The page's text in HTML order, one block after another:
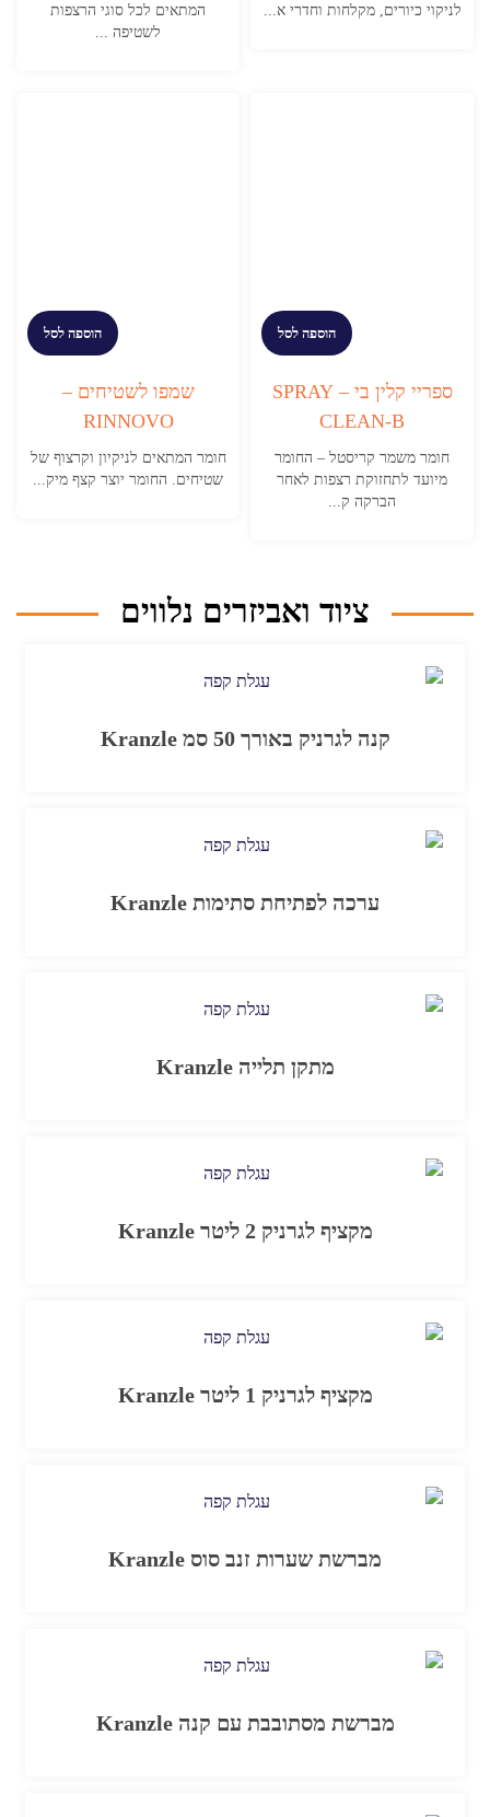
לניקוי כיורים, מקלחות וחדרי א...
המתאים לכל סוגי הרצפות
לשטיפה ...
הוספה לסל
ספריי קלין בי – SPRAY
CLEAN-B
חומר משמר קריסטל – החומר
מיועד לתחזוקת רצפות לאחר
הברקה ק...
הוספה לסל
שמפו לשטיחים –
RINNOVO
חומר המתאים לניקיון וקרצוף של
שטיחים. החומר יוצר קצף מיק...
ציוד ואביזרים נלווים
קנה לגרניק באורך 50 סמ Kranzle
ערכה לפתיחת סתימות Kranzle
מתקן תלייה Kranzle
מקציף לגרניק 2 ליטר Kranzle
מקציף לגרניק 1 ליטר Kranzle
מברשת שערות זנב סוס Kranzle
מברשת מסתובבת עם קנה Kranzle